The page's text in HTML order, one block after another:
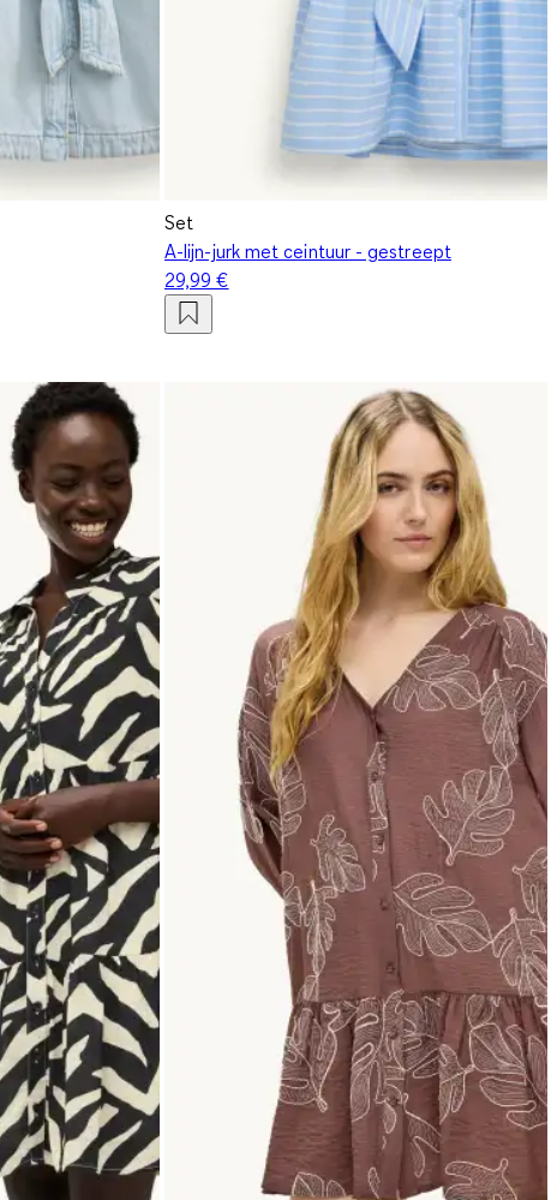
Set
A-lijn-jurk met ceintuur - gestreept
29,99 €